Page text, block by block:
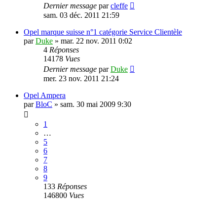
Dernier message parcleffe
sam. 03 déc. 2011 21:59
Opel marque suisse n°1 catégorie Service Clientèle
parDuke » mar. 22 nov. 2011 0:02
4 Réponses
14178 Vues
Dernier message parDuke
mer. 23 nov. 2011 21:24
Opel Ampera
parBloC » sam. 30 mai 2009 9:30
1
…
5
6
7
8
9
133 Réponses
146800 Vues